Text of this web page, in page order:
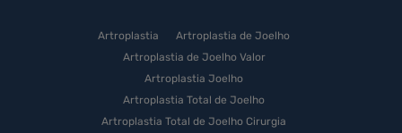
Artroplastia
Artroplastia de Joelho
Artroplastia de Joelho Valor
Artroplastia Joelho
Artroplastia Total de Joelho
Artroplastia Total de Joelho Cirurgia